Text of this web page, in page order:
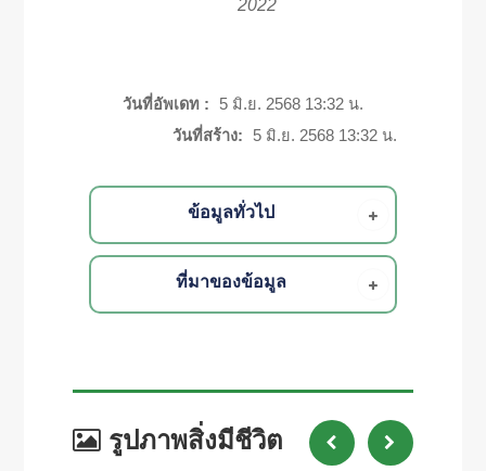
2022
วันที่อัพเดท :
5 มิ.ย. 2568 13:32 น.
วันที่สร้าง:
5 มิ.ย. 2568 13:32 น.
ข้อมูลทั่วไป
ที่มาของข้อมูล
รูปภาพสิ่งมีชีวิต